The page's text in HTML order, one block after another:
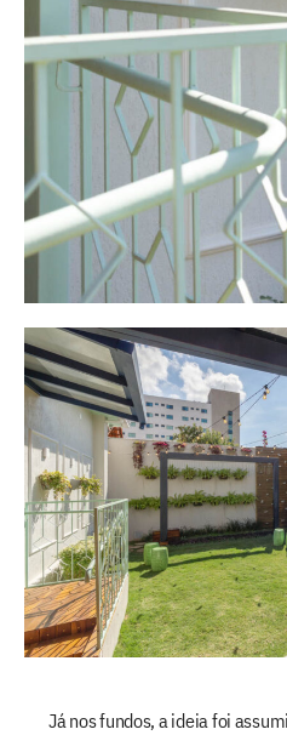
Já nos fundos, a ideia foi